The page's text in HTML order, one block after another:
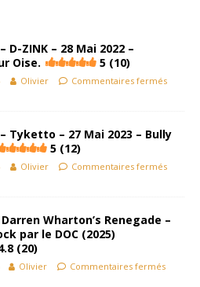
ZINK – 28 Mai 2022 –
Oise.
5 (10)
Olivier Commentaires fermés
Tyketto – 27 Mai 2023 – Bully
5 (12)
Olivier Commentaires fermés
Wharton’s Renegade –
par le DOC (2025)
(20)
Olivier Commentaires fermés